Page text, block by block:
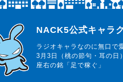
らじっと君
NACK5公式キャラ
ラジオキャラなのに無口で
3月3日（桃の節句・耳の日
座右の銘「足で稼ぐ」